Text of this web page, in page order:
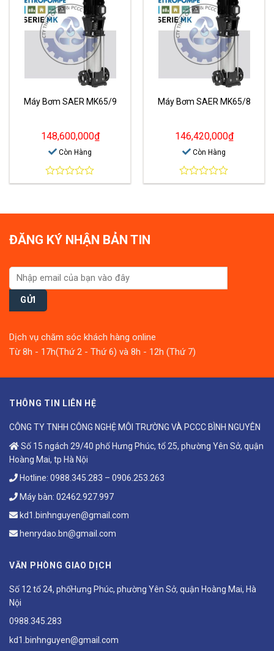
Máy Bơm SAER MK65/9
148,600,000₫
Còn Hàng
0
5
Máy Bơm SAER MK65/8
146,420,000₫
Còn Hàng
0
5
ĐĂNG KÝ NHẬN BẢN TIN
Dịch vụ chăm sóc khách hàng online
Từ 8h - 17h(Thứ 2 - Thứ 6) và 8h - 12h (Thứ 7)
THÔNG TIN LIÊN HỆ
CÔNG TY TNHH CÔNG NGHỆ MÔI TRƯỜNG VÀ PCCC BÌNH NGUYÊN
Số 15 ngách 29/40 phố Hưng Phúc, tổ 25, phường Yên Sở, quận
Hoàng Mai, tp Hà Nội
Hotline: 0988.345.283 – 0906.253.263
Máy bàn: 02462.927.997
kd1.binhnguyen@gmail.com
henrydao.bn@gmail.com
VĂN PHÒNG GIAO DỊCH
Số 12 tổ 24, phốHưng Phúc, phường Yên Sở, quận Hoàng Mai, Hà
Nội
0988.345.283
kd1.binhnguyen@gmail.com